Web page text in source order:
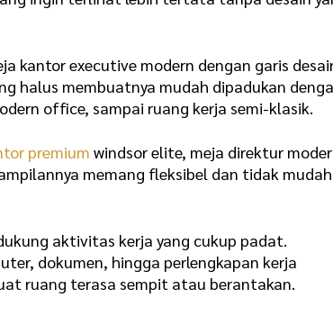
kantor executive modern dengan garis
halus membuatnya mudah dipadukan
office, sampai ruang kerja semi-klasik.
premium windsor elite, meja direktur
memang fleksibel dan tidak mudah
aktivitas kerja yang cukup padat.
dokumen, hingga perlengkapan kerja
ruang terasa sempit atau berantakan.